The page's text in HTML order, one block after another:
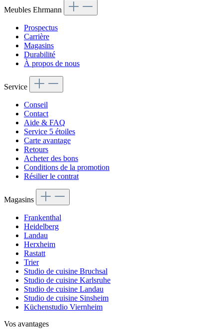
Meubles Ehrmann
Prospectus
Carrière
Magasins
Durabilité
À propos de nous
Service
Conseil
Contact
Aide & FAQ
Service 5 étoiles
Carte avantage
Retours
Acheter des bons
Conditions de la promotion
Résilier le contrat
Magasins
Frankenthal
Heidelberg
Landau
Herxheim
Rastatt
Trier
Studio de cuisine Bruchsal
Studio de cuisine Karlsruhe
Studio de cuisine Landau
Studio de cuisine Sinsheim
Küchenstudio Viernheim
Vos avantages